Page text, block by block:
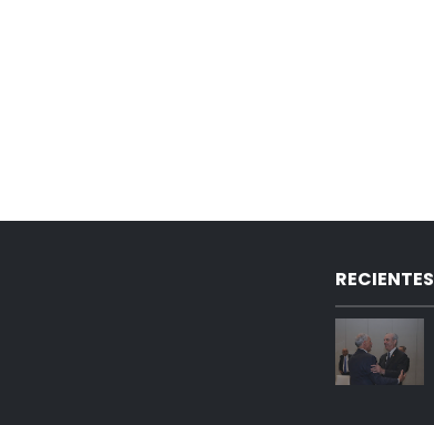
RECIENTES